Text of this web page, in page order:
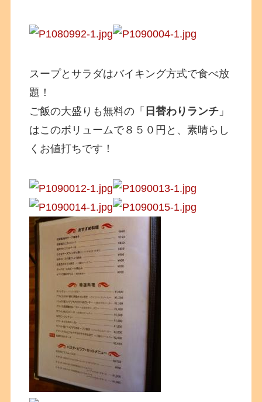
スープとサラダはバイキング方式で食べ放
題！
ご飯の大盛りも無料の「 日替わりランチ 」
はこのボリュームで８５０円と、素晴らし
くお値打ちです！